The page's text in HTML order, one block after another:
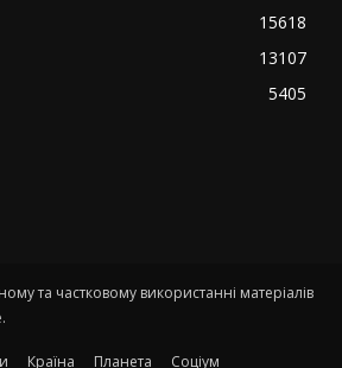
15618
13107
5405
та частковому використанні матеріалів
Країна Планета Соціум